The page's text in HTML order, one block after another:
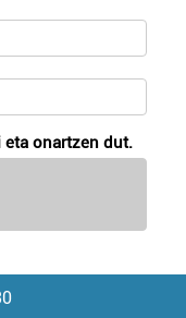
eta onartzen dut.